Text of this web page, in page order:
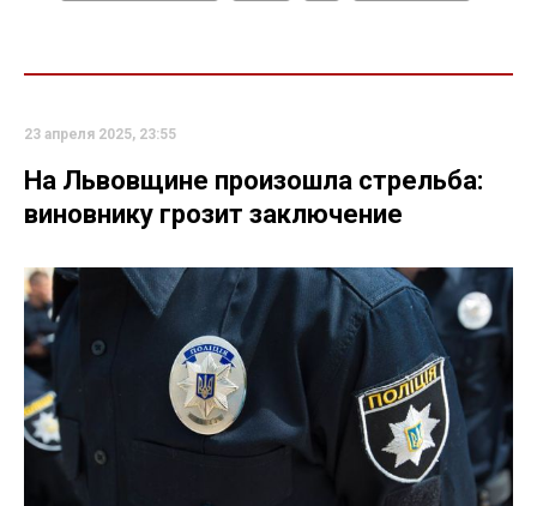
23 апреля 2025, 23:55
На Львовщине произошла стрельба:
виновнику грозит заключение